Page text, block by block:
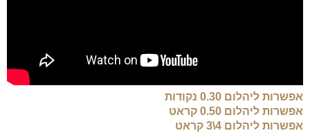
אפשרות ליהלום 0.30 נקודות
אפשרות ליהלום 0.50 קראט
אפשרות ליהלום 4\3 קראט